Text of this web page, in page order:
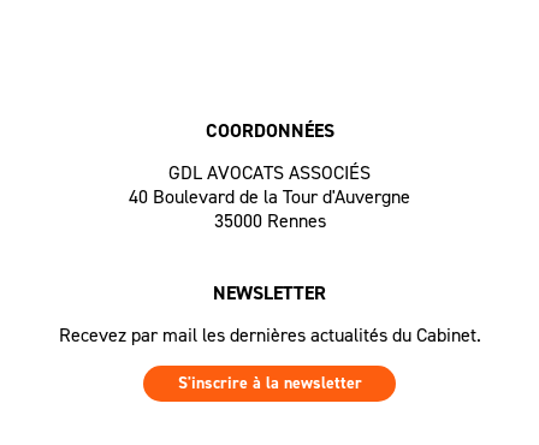
COORDONNÉES
GDL AVOCATS ASSOCIÉS
40 Boulevard de la Tour d'Auvergne
35000 Rennes
NEWSLETTER
Recevez par mail les dernières actualités du Cabinet.
S'inscrire à la newsletter